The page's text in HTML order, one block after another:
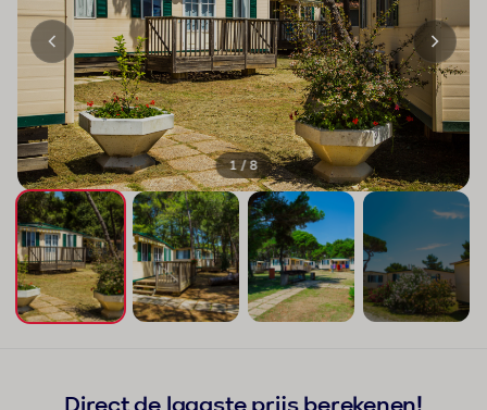
1 / 8